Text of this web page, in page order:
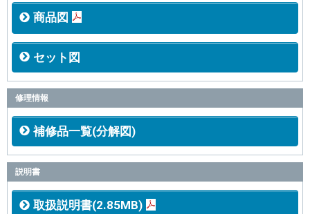
商品図
セット図
修理情報
補修品一覧(分解図)
説明書
取扱説明書(2.85MB)